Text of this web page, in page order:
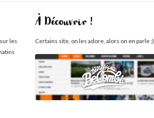
les
À Découvrir !
Certains site, on les adore, alors on en parle ;)